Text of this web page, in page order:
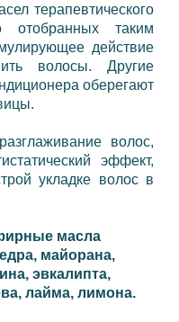
терапевтического
отобранных таким
действие
волосы. Другие
оберегают
волос,
эффект,
укладке волос в
масла
майорана,
эвкалипта,
лайма, лимона.